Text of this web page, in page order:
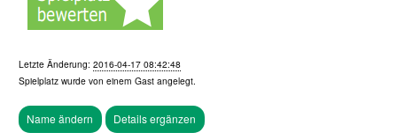
Letzte Änderung: 2016-04-17 08:42:48
Spielplatz wurde von einem Gast angelegt.